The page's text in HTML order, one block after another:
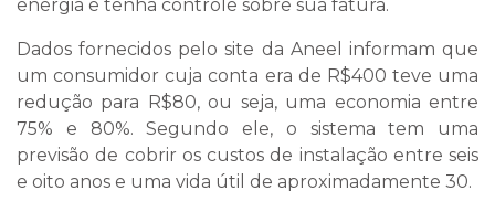
energia e tenha controle sobre sua fatura.
Dados fornecidos pelo site da Aneel informam que
um consumidor cuja conta era de R$400 teve uma
redução para R$80, ou seja, uma economia entre
75% e 80%. Segundo ele, o sistema tem uma
previsão de cobrir os custos de instalação entre seis
e oito anos e uma vida útil de aproximadamente 30.